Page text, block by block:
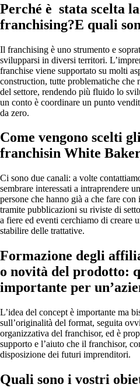
Perché è stata scelta
franchising?E quali
Il franchising è uno strumento e
svilupparsi in diversi territori.
franchise viene supportato su molti
construction, tutte problematiche che
del settore, rendendo più fluido lo
un conto è coordinare un punto
da zero.
Come vengono scelti
franchisin White
Ci sono due canali: a volte
sembrare interessati a intraprendere
persone che hanno già a che fare
tramite pubblicazioni su riviste di
a fiere ed eventi cerchiamo di creare
stabilire delle trattative.
Formazione degli
o novità del prodotto:
importante per
L’idea del concept è importante ma
sull’originalità del format, seguita
organizzativa del franchisor, ed è
supporto e l’aiuto che il franchisor,
disposizione dei futuri imprenditori.
Quali sono i vostri